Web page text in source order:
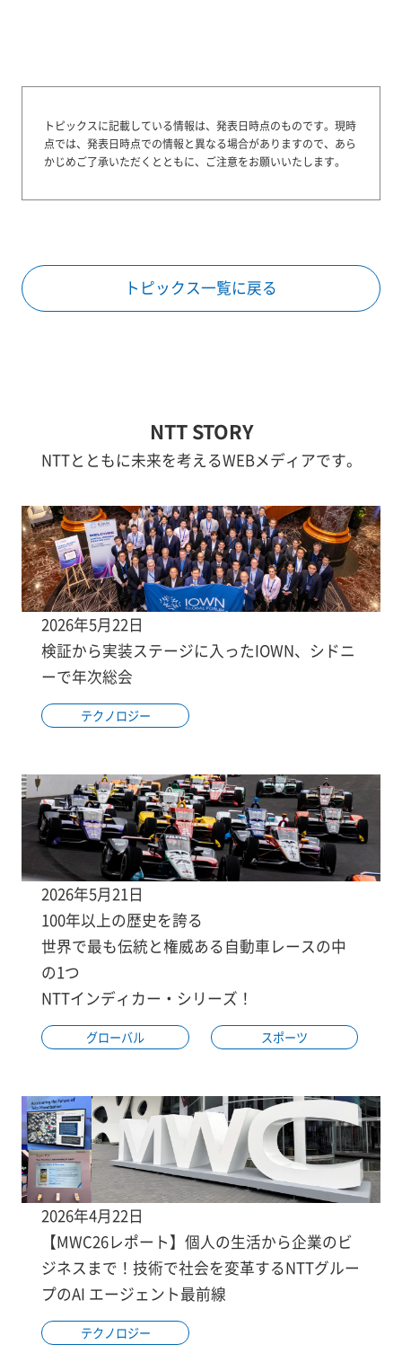
トピックスに記載している情報は、発表日時点のものです。 現時
点では、発表日時点での情報と異なる場合がありますので、あら
かじめご了承いただくとともに、ご注意をお願いいたします。
トピックス一覧に戻る
NTT STORY
NTTとともに未来を考えるWEBメディアです。
2026年5月22日
検証から実装ステージに入ったIOWN、シドニ
ーで年次総会
テクノロジー
2026年5月21日
100年以上の歴史を誇る
世界で最も伝統と権威ある自動車レースの中
の1つ
NTTインディカー・シリーズ！
グローバル スポーツ
2026年4月22日
【MWC26レポート】個人の生活から企業のビ
ジネスまで！技術で社会を変革するNTTグルー
プのAI エージェント最前線
テクノロジー